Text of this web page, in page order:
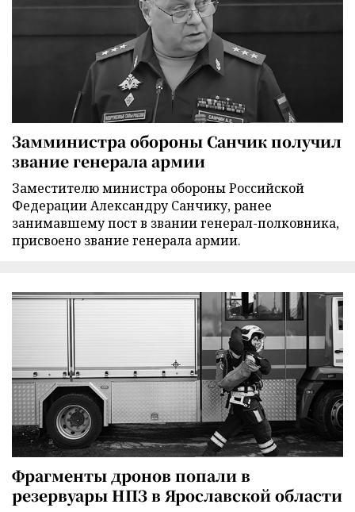
Замминистра обороны Санчик получил
звание генерала армии
Заместителю министра обороны Российской
Федерации Александру Санчику, ранее
занимавшему пост в звании генерал-полковника,
присвоено звание генерала армии.
Фрагменты дронов попали в
резервуары НПЗ в Ярославской области